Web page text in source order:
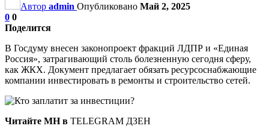
Автор admin Опубликовано Май 2, 2025
0 0
Поделится
В Госдуму внесен законопроект фракций ЛДПР и «Единая
Россия», затрагивающий столь болезненную сегодня сферу,
как ЖКХ. Документ предлагает обязать ресурсоснабжающие
компании инвестировать в ремонты и строительство сетей.
Читайте МН в TELEGRAM ДЗЕН